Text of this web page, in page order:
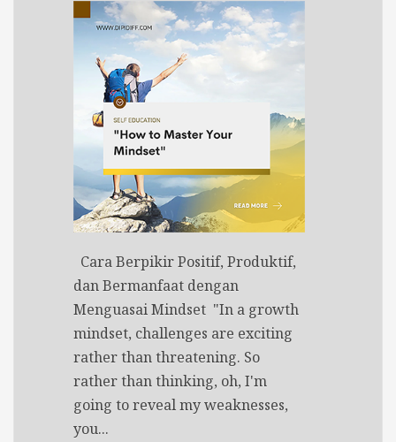
Cara Berpikir Positif, Produktif,
dan Bermanfaat dengan
Menguasai Mindset "In a growth
mindset, challenges are exciting
rather than threatening. So
rather than thinking, oh, I'm
going to reveal my weaknesses,
you...